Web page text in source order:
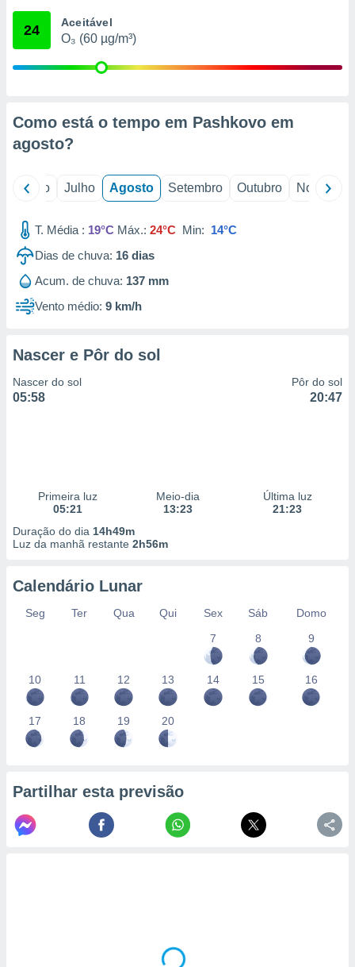
através
1199
24 Aceitável
O₃ (60 µg/m³)
Como está o tempo em Pashkovo em
agosto?
Junho Julho Agosto Setembro Outubro Novembro
T. Média : 19°C Máx.: 24°C Min: 14°C
Dias de chuva: 16 dias
Acum. de chuva: 137 mm
Vento médio: 9 km/h
Nascer e Pôr do sol
Nascer do sol
05:58
Pôr do sol
20:47
Primeira luz
05:21
Meio-dia
13:23
Última luz
21:23
Duração do dia 14h49m
Luz da manhã restante 2h56m
Calendário Lunar
Seg Ter Qua Qui Sex Sáb
Domo
7
8 9
10 11 12 13 14 15 16
17 18 19 20
Partilhar esta previsão